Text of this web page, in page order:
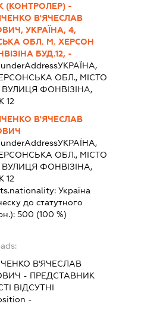
(КОНТРОЛЕР) -
В'ЯЧЕСЛАВ
УКРАЇНА, 4,
ОБЛ. М. ХЕРСОН
БУД.12, -
УКРАЇНА,
ОБЛ., МІСТО
ФОНВІЗІНА,
12
В'ЯЧЕСЛАВ
УКРАЇНА,
ОБЛ., МІСТО
ФОНВІЗІНА,
12
Україна
до статутного
500 (100 %)
В'ЯЧЕСЛАВ
- ПРЕДСТАВНИК
ВІДСУТНІ
-